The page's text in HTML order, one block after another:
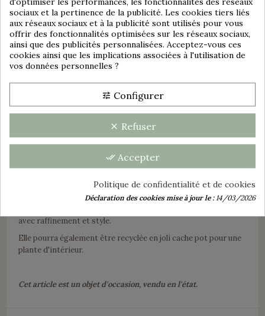
SOCIÉTÉ AMANDINOISE
ST AMAND - NORD
"ANÉMONE"
Dimensions :
Hauteur : +/- 22,5 cm
avec raffinement et style.
Elle pourra également être recyclée en joli cache pot pour une
plante d'intérieur.
Cet article est un objet d'occasion, vendu en l'état.
sociaux et la pertinence de la publicité. Les cookies tiers liés
aux réseaux sociaux et à la publicité sont utilisés pour vous
offrir des fonctionnalités optimisées sur les réseaux sociaux,
ainsi que des publicités personnalisées. Acceptez-vous ces
cookies ainsi que les implications associées à l'utilisation de
vos données personnelles ?
tune Configurer
clear Refuser
done_all Accepter
Politique de confidentialité et de cookies
Déclaration des cookies mise à jour le :14/03/2026